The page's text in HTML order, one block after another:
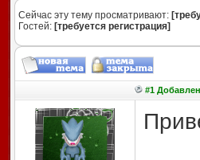
Сейчас эту тему просматривают:
Гостей: [требуется регистрация]
#1